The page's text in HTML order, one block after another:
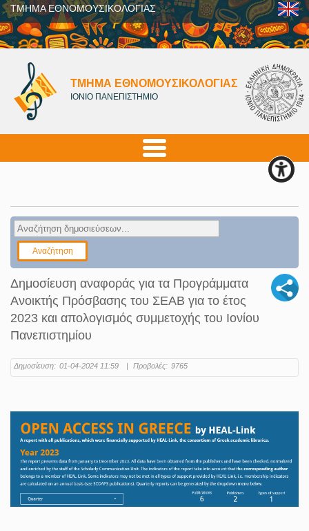
ΤΜΗΜΑ ΕΘΝΟΜΟΥΣΙΚΟΛΟΓΙΑΣ
ΤΜΗΜΑ ΕΘΝΟΜΟΥΣΙΚΟΛΟΓΙΑΣ
ΙΟΝΙΟ ΠΑΝΕΠΙΣΤΗΜΙΟ
Δημοσίευση αναφοράς για τα Προγράμματα
Ανοικτής Πρόσβασης του ΣΕΑΒ για το έτος
2023 και απολογισμός συμμετοχής του Ιονίου
Πανεπιστημίου
Δημοσίευση: 01-04-2024 11:59 | Προβολές: 9765